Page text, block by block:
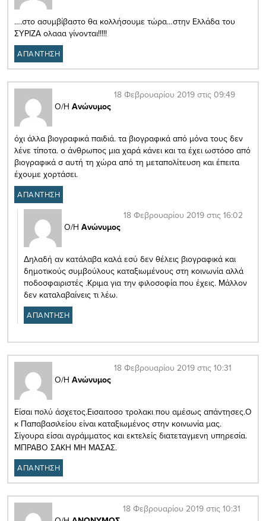
….στο ασυμβίβαστο θα κολλήσουμε τώρα…στην Ελλάδα του
ΣΥΡΙΖΑ ολααα γίνονται!!!!!
ΑΠΑΝΤΗΣΗ
Ο/Η Ανώνυμος
18 Φεβρουαρίου 2019 στις 09:49
όχι άλλα βιογραφικά παιδιά. τα βιογραφικά από μόνα τους δεν
λένε τίποτα. ο άνθρωπος μια χαρά κάνει και τα έχει ωστόσο από
βιογραφικά σ αυτή τη χώρα από τη μεταπολίτευση και έπειτα
έχουμε χορτάσει.
ΑΠΑΝΤΗΣΗ
Ο/Η Ανώνυμος
18 Φεβρουαρίου 2019 στις 16:02
Δηλαδή αν κατάλαβα καλά εσύ δεν θέλεις βιογραφικά και
δημοτικούς συμβούλους καταξιωμένους στη κοινωνία αλλά
ποδοσφαιριστές .Κριμα για την φιλοσοφία που έχεις. Μάλλον
δεν καταλαβαίνεις τι λέω.
ΑΠΑΝΤΗΣΗ
Ο/Η Ανώνυμος
18 Φεβρουαρίου 2019 στις 10:31
Είσαι πολύ άσχετος.Εισαιτοσο τρολακι που αμέσως απάντησες.Ο
κ Παπαβασιλείου είναι καταξιωμένος στην κοινωνία μας.
Σίγουρα είσαι αγράμματος και εκτελείς διατεταγμενη υπηρεσία.
ΜΠΡΑΒΟ ΣΑΚΗ ΜΗ ΜΑΣΑΣ.
ΑΠΑΝΤΗΣΗ
18 Φεβρουαρίου 2019 στις 10:31